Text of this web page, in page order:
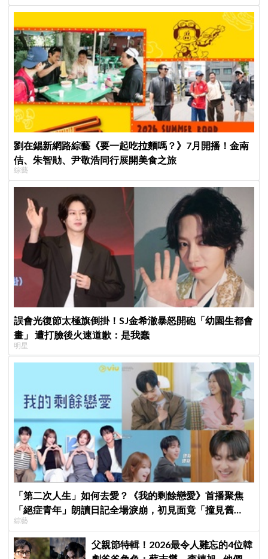
劉在錫新網路綜藝《要一起吃拉麵嗎？》7月開播！金南
佶、朱智勛、尹敬浩同行展開美食之旅
綜藝
誤會光復節太極旗倒掛！SJ金希澈暴怒開砲「幼園生都會
畫」 遭打臉後火速道歉：是我蠢
明星
「第二次人生」如何去愛？《我的剩餘戀愛》首播聚焦
「絕症青年」朗讀日記全場淚崩，初見面竟「撞見舊
識」！
綜藝
父親節特輯！2026最令人難忘的4位韓